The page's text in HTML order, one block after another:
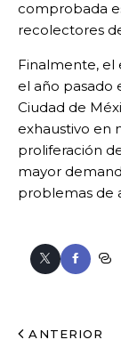
comprobada
recolectores
Finalmente, el
el año pasado
Ciudad de
exhaustivo en
proliferación
mayor
problemas de
ANTERIOR